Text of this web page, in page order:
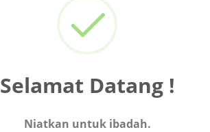
Selamat Datang !
Niatkan untuk ibadah.